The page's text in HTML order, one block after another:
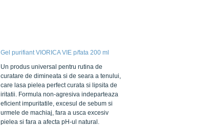
Gel purifiant VIORICA VIE p/fata 200 ml
Un produs universal pentru rutina de
curatare de dimineata si de seara a tenului,
care lasa pielea perfect curata si lipsita de
iritatii. Formula non-agresiva indeparteaza
eficient impuritatile, excesul de sebum si
urmele de machiaj, fara a usca excesiv
pielea si fara a afecta pH-ul natural.